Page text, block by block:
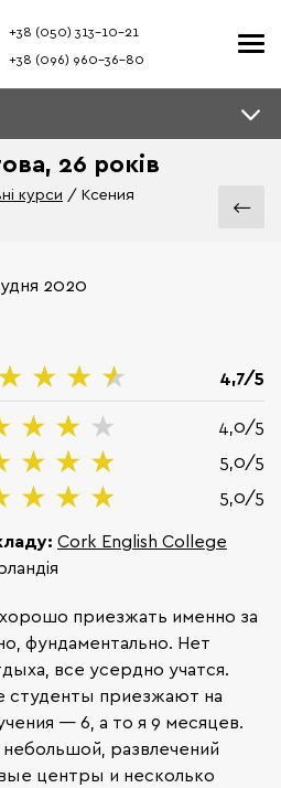
+38 (050) 313–10-21
+38 (096) 960–36-80
26 років
курси
Ксения
2020
4,7/5
4,0/5
5,0/5
5,0/5
Cork English College
приезжать именно за
фундаментально. Нет
все усердно учатся.
студенты приезжают на
— 6, а то я 9 месяцев.
развлечений
центры и несколько